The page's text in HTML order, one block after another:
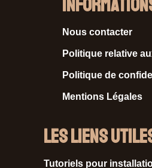
Nous contacter
Politique relative
Politique de
Mentions Légales
Les liens
Tutoriels pour